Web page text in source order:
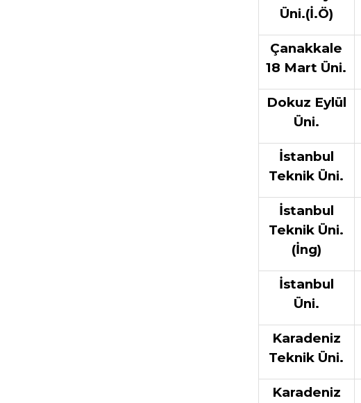
Üni.(İ.Ö)
Çanakkale
18 Mart Üni.
Dokuz Eylül
Üni.
İstanbul
Teknik Üni.
İstanbul
Teknik Üni.
(İng)
İstanbul
Üni.
Karadeniz
Teknik Üni.
Karadeniz